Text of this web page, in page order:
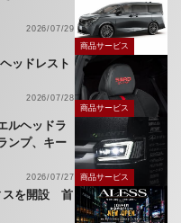
2026/07/29
商品サービス
ッドレスト
2026/07/28
商品サービス
ルヘッドラ
ンプ、キー
2026/07/27 商品サービス
スを開設 首